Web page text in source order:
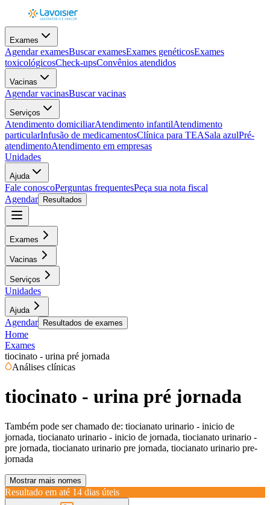
Exames
Agendar examesBuscar examesExames genéticosExames
toxicológicosCheck-upsConvênios atendidos
Vacinas
Agendar vacinasBuscar vacinas
Serviços
Atendimento domiciliarAtendimento infantilAtendimento
particularInfusão de medicamentosClínica para TEASala azulPré-
atendimentoAtendimento em empresas
Unidades
Ajuda
Fale conoscoPerguntas frequentesPeça sua nota fiscal
Agendar
Resultados
Exames
Vacinas
Serviços
Unidades
Ajuda
Agendar Resultados de exames
Home
Exames
tiocinato - urina pré jornada
Análises clínicas
tiocinato - urina pré jornada
Também pode ser chamado de: tiocianato urinario - inicio de
jornada, tiocianato urinario - inicio de jornada, tiocianato urinario -
pre jornada, tiocianato urinario pre jornada, tiocianato urinario pre-
jornada
Mostrar mais nomes
Resultado em até 14 dias úteis